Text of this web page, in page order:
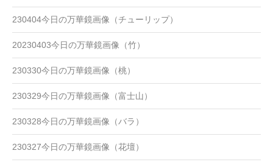
230404今日の万華鏡画像（チューリップ）
20230403今日の万華鏡画像（竹）
230330今日の万華鏡画像（桃）
230329今日の万華鏡画像（富士山）
230328今日の万華鏡画像（バラ）
230327今日の万華鏡画像（花壇）